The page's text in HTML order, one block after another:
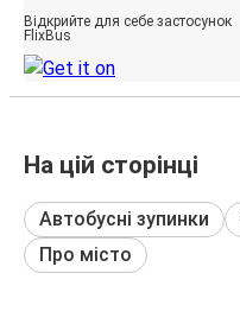
Відкрийте для себе застосунок
FlixBus
На цій сторінці
Автобусні зупинки
Про місто